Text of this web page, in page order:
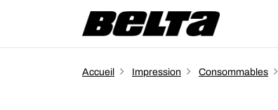
Accueil Impression Consommables